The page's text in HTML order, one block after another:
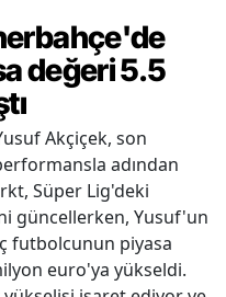
değeri 5.5
Akçiçek, son
adından
Süper Lig'deki
güncellerken, Yusuf'un
futbolcunun piyasa
euro'ya yükseldi.